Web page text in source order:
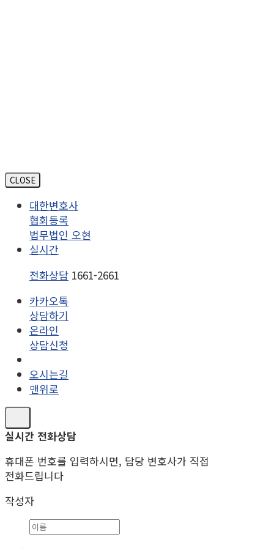
CLOSE
대한변호사
협회등록
법무법인 오현
실시간
전화상담 1661-2661
카카오톡
상담하기
온라인
상담신청
오시는길
맨위로
실시간 전화상담
휴대폰 번호를 입력하시면, 담당 변호사가 직접
전화드립니다
작성자